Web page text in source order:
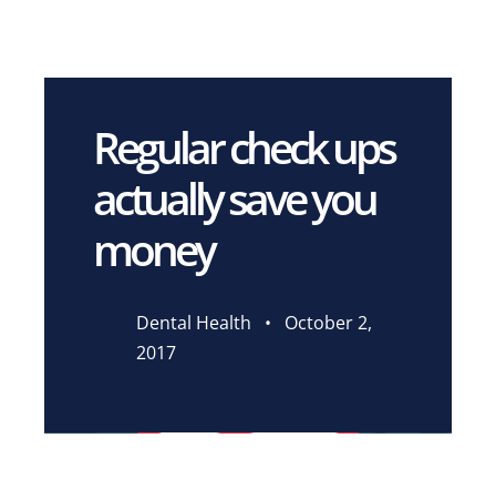
Regular check ups
actually save you
money
Dental Health • October 2,
2017